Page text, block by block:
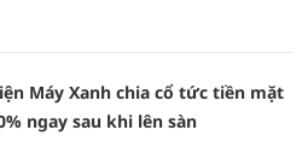
Máy Xanh chia cổ tức tiền mặt
ngay sau khi lên sàn